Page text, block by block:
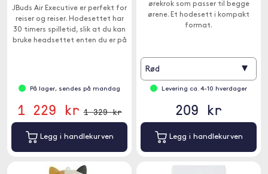
JBuds Air Executive er perfekt for
reiser og reiser. Hodesettet har
30 timers spilletid, slik at du kan
bruke headsettet enten du er på
På lager, sendes på mandag
1 229 kr 1 329 kr
Legg i handlekurven
ørekrok som passer til begge
ørene. Et hodesett i kompakt
format.
Rød ▾
Levering ca. 4-10 hverdager
209 kr
Legg i handlekurven